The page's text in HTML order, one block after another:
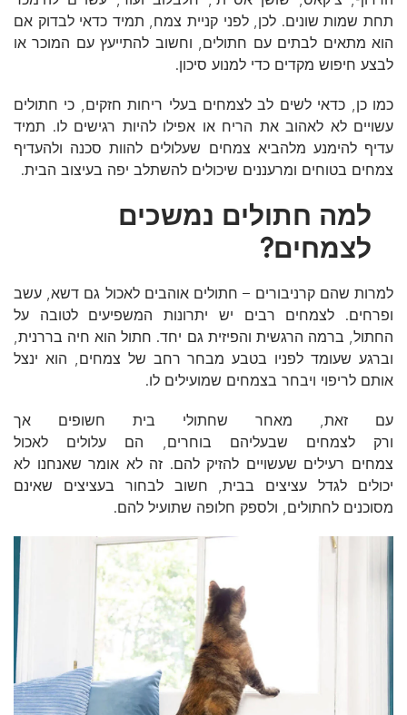
תחת שמות שונים. לכן, לפני קניית צמח, תמיד כדאי לבדוק אם
הוא מתאים לבתים עם חתולים, וחשוב להתייעץ עם המוכר או
לבצע חיפוש מקדים כדי למנוע סיכון.
כמו כן, כדאי לשים לב לצמחים בעלי ריחות חזקים, כי חתולים
עשויים לא לאהוב את הריח או אפילו להיות רגישים לו. תמיד
עדיף להימנע מלהביא צמחים שעלולים להוות סכנה ולהעדיף
צמחים בטוחים ומרעננים שיכולים להשתלב יפה בעיצוב הבית.
למה חתולים נמשכים
לצמחים?
למרות שהם קרניבורים – חתולים אוהבים לאכול גם דשא, עשב
ופרחים. לצמחים רבים יש יתרונות המשפיעים לטובה על
החתול, ברמה הרגשית והפיזית גם יחד. חתול הוא חיה בררנית,
וברגע שעומד לפניו בטבע מבחר רחב של צמחים, הוא ינצל
אותם לריפוי ויבחר בצמחים שמועילים לו.
עם זאת, מאחר שחתולי בית חשופים אך
ורק לצמחים שבעליהם בוחרים, הם עלולים לאכול
צמחים רעילים שעשויים להזיק להם. זה לא אומר שאנחנו לא
יכולים לגדל עציצים בבית, חשוב לבחור בעציצים שאינם
מסוכנים לחתולים, ולספק חלופה שתועיל להם.